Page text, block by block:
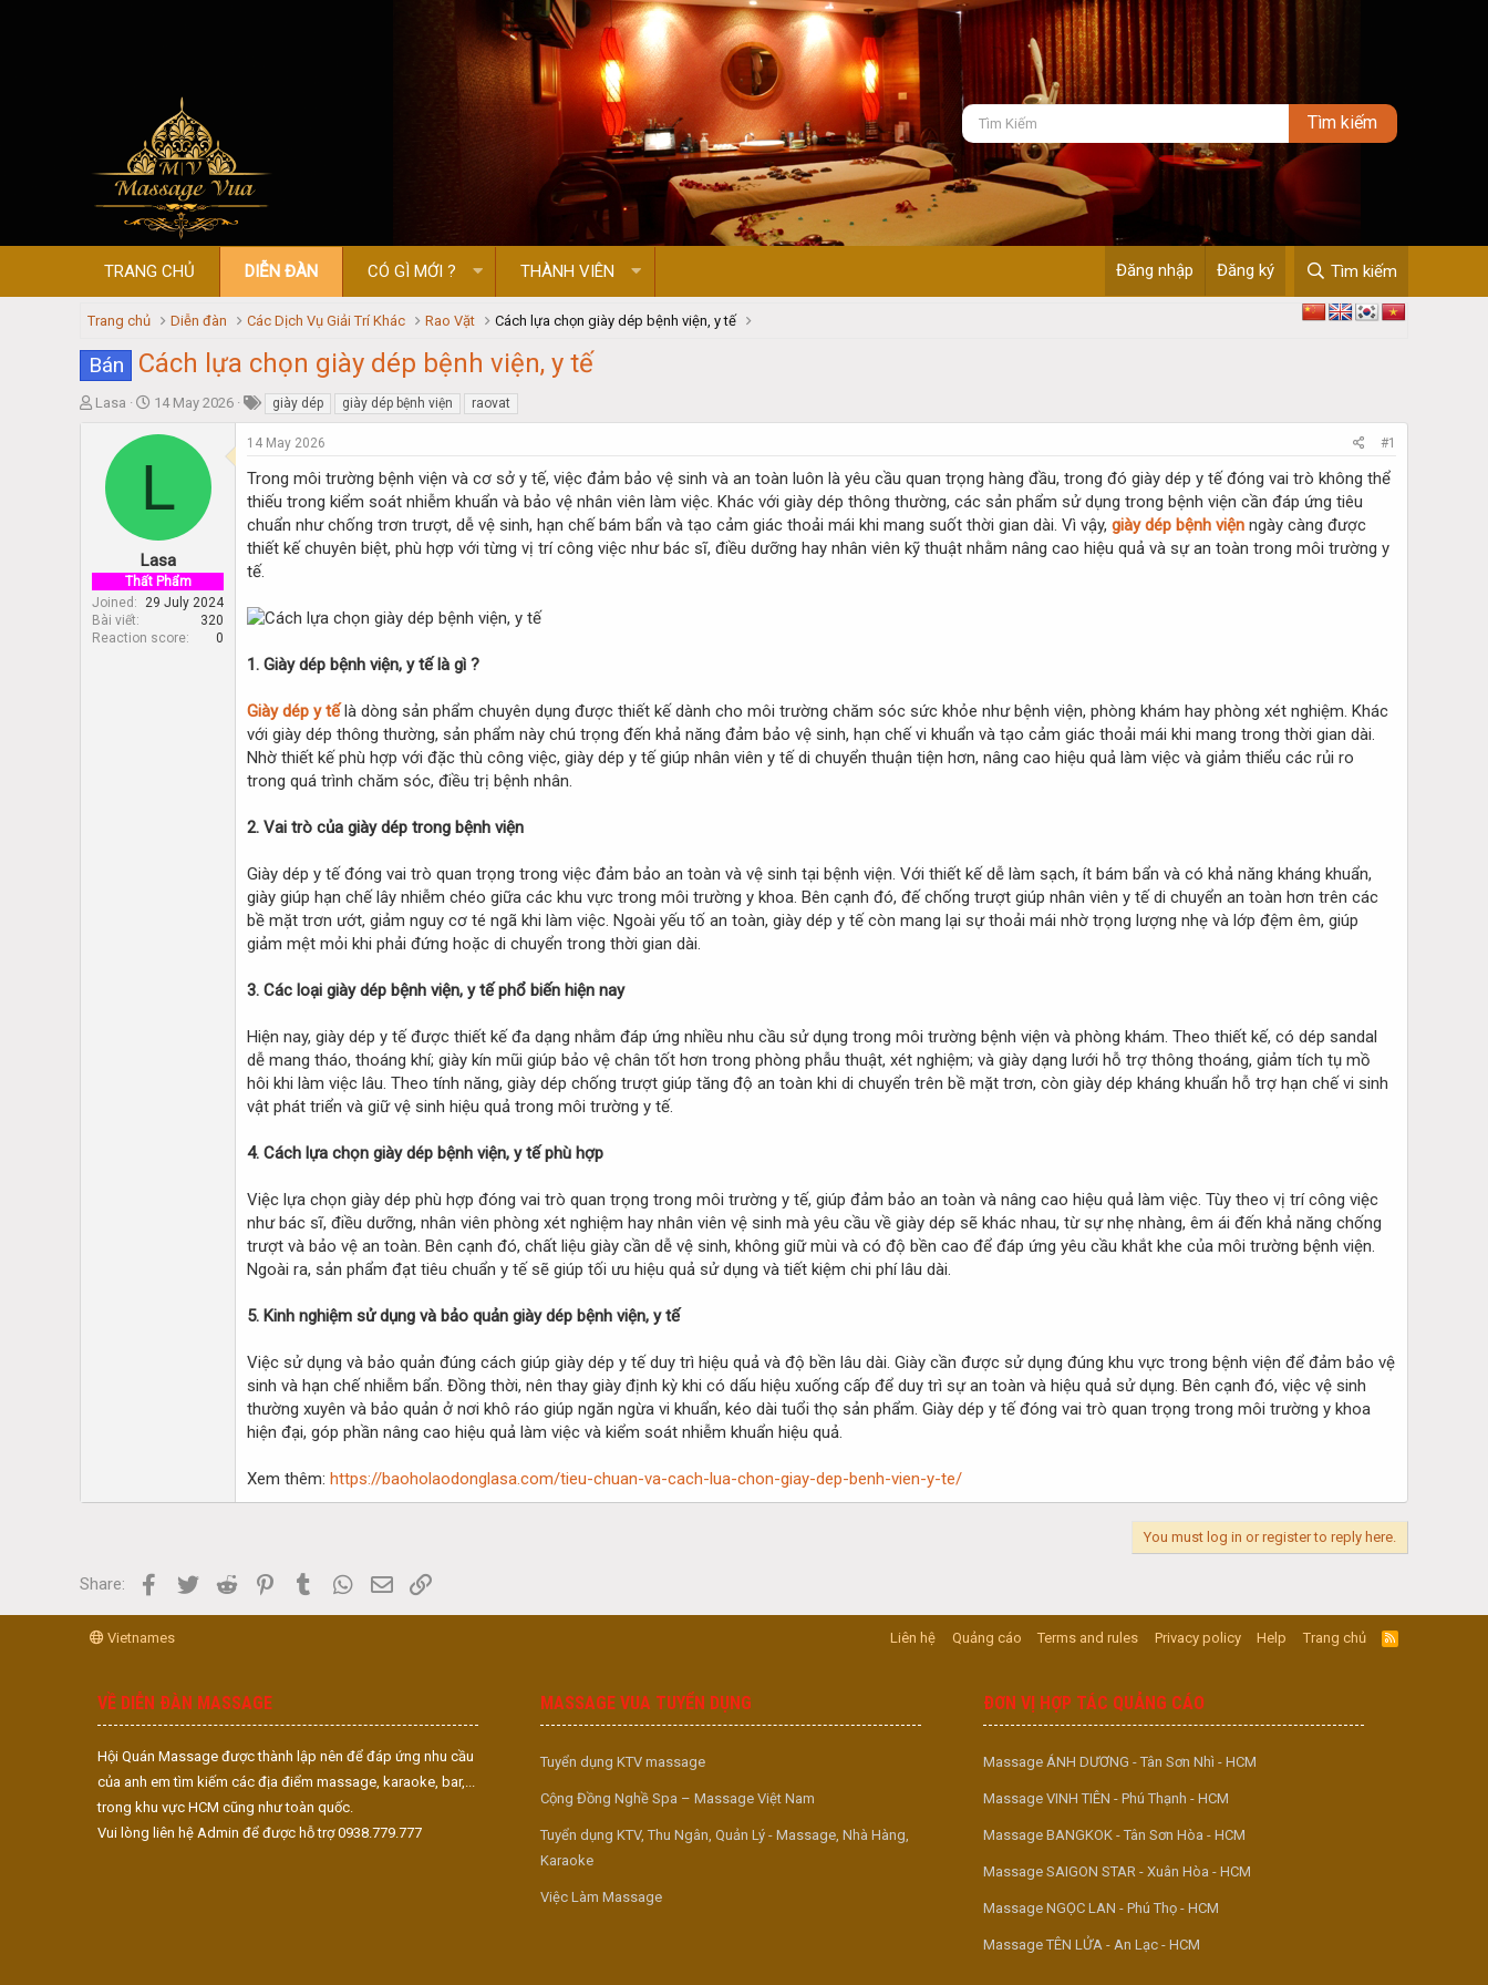
TRANG CHỦ DIỄN ĐÀN CÓ GÌ MỚI ? THÀNH VIÊN Đăng nhập Đăng ký Tìm kiếm
Trang chủ Diễn đàn Các Dịch Vụ Giải Trí Khác Rao Vặt Cách lựa chọn giày dép bệnh viện, y tế
Bán Cách lựa chọn giày dép bệnh viện, y tế
T
t
e
r
Lasa
S
d
t
e
14 May 2026 giày dép giày dép bệnh viện raovat
L
Lasa
Thất Phẩm
Joined
29 July 2024
Bài viết
320
Reaction score
0
14 May 2026 #1
Trong môi trường bệnh viện và cơ sở y tế, việc đảm bảo vệ sinh và an toàn luôn là yêu cầu quan trọng hàng đầu, trong đó giày dép y tế đóng vai trò không thể
thiếu trong kiểm soát nhiễm khuẩn và bảo vệ nhân viên làm việc. Khác với giày dép thông thường, các sản phẩm sử dụng trong bệnh viện cần đáp ứng tiêu
chuẩn như chống trơn trượt, dễ vệ sinh, hạn chế bám bẩn và tạo cảm giác thoải mái khi mang suốt thời gian dài. Vì vậy, giày dép bệnh viện ngày càng được
thiết kế chuyên biệt, phù hợp với từng vị trí công việc như bác sĩ, điều dưỡng hay nhân viên kỹ thuật nhằm nâng cao hiệu quả và sự an toàn trong môi trường y
tế.
1. Giày dép bệnh viện, y tế là gì ?
Giày dép y tếlà dòng sản phẩm chuyên dụng được thiết kế dành cho môi trường chăm sóc sức khỏe như bệnh viện, phòng khám hay phòng xét nghiệm. Khác
với giày dép thông thường, sản phẩm này chú trọng đến khả năng đảm bảo vệ sinh, hạn chế vi khuẩn và tạo cảm giác thoải mái khi mang trong thời gian dài.
Nhờ thiết kế phù hợp với đặc thù công việc, giày dép y tế giúp nhân viên y tế di chuyển thuận tiện hơn, nâng cao hiệu quả làm việc và giảm thiểu các rủi ro
trong quá trình chăm sóc, điều trị bệnh nhân.
2. Vai trò của giày dép trong bệnh viện
Giày dép y tế đóng vai trò quan trọng trong việc đảm bảo an toàn và vệ sinh tại bệnh viện. Với thiết kế dễ làm sạch, ít bám bẩn và có khả năng kháng khuẩn,
giày giúp hạn chế lây nhiễm chéo giữa các khu vực trong môi trường y khoa. Bên cạnh đó, đế chống trượt giúp nhân viên y tế di chuyển an toàn hơn trên các
bề mặt trơn ướt, giảm nguy cơ té ngã khi làm việc. Ngoài yếu tố an toàn, giày dép y tế còn mang lại sự thoải mái nhờ trọng lượng nhẹ và lớp đệm êm, giúp
giảm mệt mỏi khi phải đứng hoặc di chuyển trong thời gian dài.
3. Các loại giày dép bệnh viện, y tế phổ biến hiện nay
Hiện nay, giày dép y tế được thiết kế đa dạng nhằm đáp ứng nhiều nhu cầu sử dụng trong môi trường bệnh viện và phòng khám. Theo thiết kế, có dép sandal
dễ mang tháo, thoáng khí; giày kín mũi giúp bảo vệ chân tốt hơn trong phòng phẫu thuật, xét nghiệm; và giày dạng lưới hỗ trợ thông thoáng, giảm tích tụ mồ
hôi khi làm việc lâu. Theo tính năng, giày dép chống trượt giúp tăng độ an toàn khi di chuyển trên bề mặt trơn, còn giày dép kháng khuẩn hỗ trợ hạn chế vi sinh
vật phát triển và giữ vệ sinh hiệu quả trong môi trường y tế.
4. Cách lựa chọn giày dép bệnh viện, y tế phù hợp
Việc lựa chọn giày dép phù hợp đóng vai trò quan trọng trong môi trường y tế, giúp đảm bảo an toàn và nâng cao hiệu quả làm việc. Tùy theo vị trí công việc
như bác sĩ, điều dưỡng, nhân viên phòng xét nghiệm hay nhân viên vệ sinh mà yêu cầu về giày dép sẽ khác nhau, từ sự nhẹ nhàng, êm ái đến khả năng chống
trượt và bảo vệ an toàn. Bên cạnh đó, chất liệu giày cần dễ vệ sinh, không giữ mùi và có độ bền cao để đáp ứng yêu cầu khắt khe của môi trường bệnh viện.
Ngoài ra, sản phẩm đạt tiêu chuẩn y tế sẽ giúp tối ưu hiệu quả sử dụng và tiết kiệm chi phí lâu dài.
5. Kinh nghiệm sử dụng và bảo quản giày dép bệnh viện, y tế
Việc sử dụng và bảo quản đúng cách giúp giày dép y tế duy trì hiệu quả và độ bền lâu dài. Giày cần được sử dụng đúng khu vực trong bệnh viện để đảm bảo vệ
sinh và hạn chế nhiễm bẩn. Đồng thời, nên thay giày định kỳ khi có dấu hiệu xuống cấp để duy trì sự an toàn và hiệu quả sử dụng. Bên cạnh đó, việc vệ sinh
thường xuyên và bảo quản ở nơi khô ráo giúp ngăn ngừa vi khuẩn, kéo dài tuổi thọ sản phẩm. Giày dép y tế đóng vai trò quan trọng trong môi trường y khoa
hiện đại, góp phần nâng cao hiệu quả làm việc và kiểm soát nhiễm khuẩn hiệu quả.
Xem thêm: https://baoholaodonglasa.com/tieu-chuan-va-cach-lua-chon-giay-dep-benh-vien-y-te/
You must log in or register to reply here.
Share: Facebook
Twitter Reddit PinterestTumblr WhatsApp
Email
Vietnames Liên hệ Quảng cáo Terms and rules Privacy policy Help Trang chủ
R
S
VỀ DIỄN ĐÀN MASSAGE
Hội Quán Massage được thành lập nên để đáp ứng nhu cầu
của anh em tìm kiếm các địa điểm massage, karaoke, bar,...
trong khu vực HCM cũng như toàn quốc.
Vui lòng liên hệ Admin để được hỗ trợ 0938.779.777
MASSAGE VUA TUYỂN DỤNG
Tuyển dụng KTV massage
Cộng Đồng Nghề Spa – Massage Việt Nam
Tuyển dụng KTV, Thu Ngân, Quản Lý - Massage, Nhà Hàng,
Karaoke
Việc Làm Massage
ĐƠN VỊ HỢP TÁC QUẢNG CÁO
Massage ÁNH DƯƠNG - Tân Sơn Nhì - HCM
Massage VINH TIÊN - Phú Thạnh - HCM
Massage BANGKOK - Tân Sơn Hòa - HCM
Massage SAIGON STAR - Xuân Hòa - HCM
Massage NGỌC LAN - Phú Thọ - HCM
Massage TÊN LỬA - An Lạc - HCM